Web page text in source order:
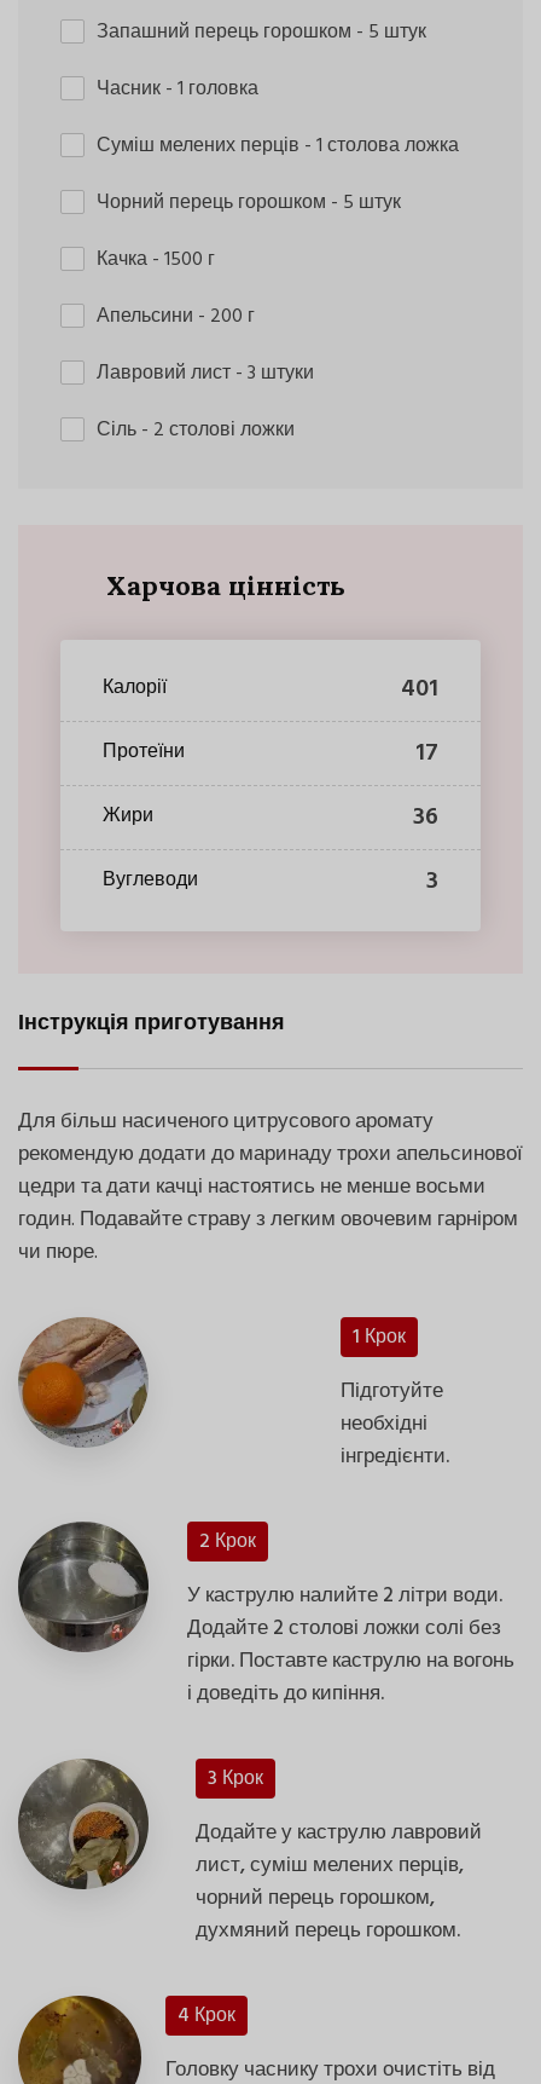
Запашний перець горошком - 5 штук
Часник- 1 головка
Суміш мелених перців - 1 столова ложка
Чорний перець горошком - 5 штук
Качка- 1500 г
Апельсини - 200 г
Лавровий лист- 3 штуки
Сіль- 2 столові ложки
Харчова цінність
Калорії 401
Протеїни 17
Жири 36
Вуглеводи 3
Інструкція приготування
Для більш насиченого цитрусового аромату
рекомендую додати до маринаду трохи апельсинової
цедри та дати качці настоятись не менше восьми
годин. Подавайте страву з легким овочевим гарніром
чи пюре.
1 Крок
Підготуйте
необхідні
інгредієнти.
2 Крок
У каструлю налийте 2 літри води.
Додайте 2 столові ложки солі без
гірки. Поставте каструлю на вогонь
і доведіть до кипіння.
3 Крок
Додайте у каструлю лавровий
лист, суміш мелених перців,
чорний перець горошком,
духмяний перець горошком.
4 Крок
Головку часнику трохи очистіть від